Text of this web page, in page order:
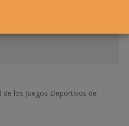
los Juegos Deportivos de